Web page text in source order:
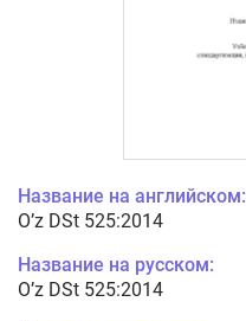
Название на английском:
O’z DSt 525:2014
Название на русском:
O’z DSt 525:2014